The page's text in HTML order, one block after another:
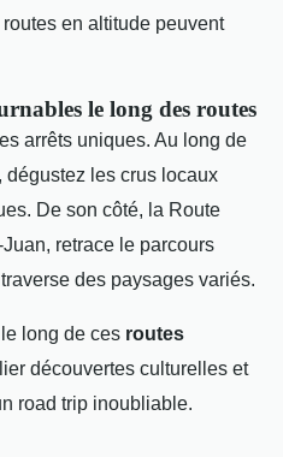
en altitude peuvent
le long des routes
arrêts uniques. Au long de
les crus locaux
De son côté, la Route
retrace le parcours
des paysages variés.
long de ces routes
découvertes culturelles et
road trip inoubliable.